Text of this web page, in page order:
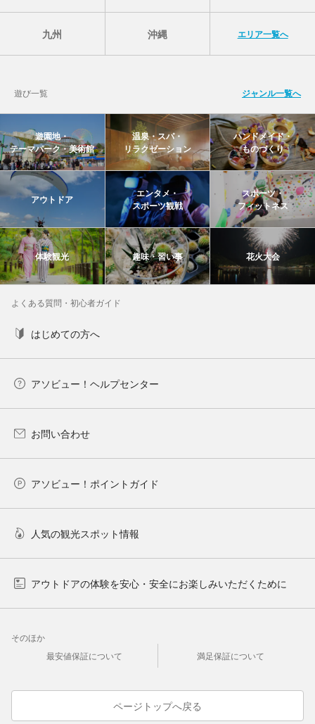
九州 沖縄 エリア一覧へ
遊び一覧 ジャンル一覧へ
遊園地・
テーマパーク・美術館
温泉・スパ・
リラクゼーション
ハンドメイド・
ものづくり
アウトドア
エンタメ・
スポーツ観戦
スポーツ・
フィットネス
体験観光 趣味・習い事 花火大会
よくある質問・初心者ガイド
はじめての方へ
アソビュー！ヘルプセンター
お問い合わせ
アソビュー！ポイントガイド
人気の観光スポット情報
アウトドアの体験を安心・安全にお楽しみいただくために
そのほか
最安値保証について
満足保証について
ページトップへ戻る